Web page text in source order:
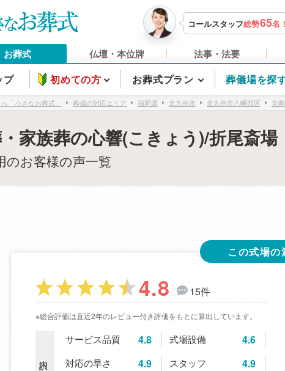
コールスタッフ総勢65名！
お葬式 仏壇・本位牌 法事・法要
プ 初めての方 お葬式プラン 葬儀場を探
「小さなお葬式」 葬儀の対応エリア 福岡県 北九州市 北九州市八幡西区 直
家族葬の心響(こきょう)/折尾斎場
のお客様の声一覧
この式場の
4.8 15件
※総合評価は直近2年のレビュー付き評価をもとに算出しています。
サービス品質 4.8 式場設備 4.6
対応の早さ 4.9 スタッフ 4.9